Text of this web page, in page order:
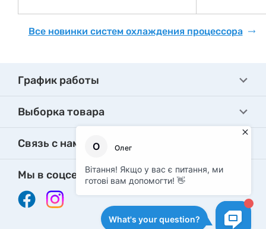
Все новинки систем охлаждения процессора
График работы
Выборка товара
Связь с нами
Мы в соцсетях